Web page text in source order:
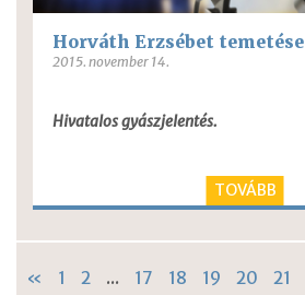
Horváth Erzsébet temetése
2015. november 14.
Hivatalos gyászjelentés.
TOVÁBB
« 1 2 ... 17 18 19 20 21